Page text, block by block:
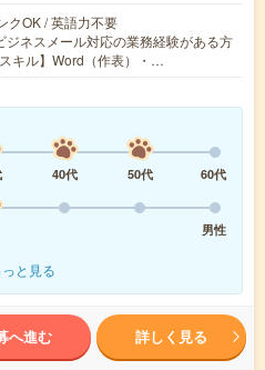
クOK / 英語力不要
ネスメール対応の業務経験がある方
キル】Word（作表）・…
40代 50代
60代
男性
っと見る
へ進む 詳しく見る